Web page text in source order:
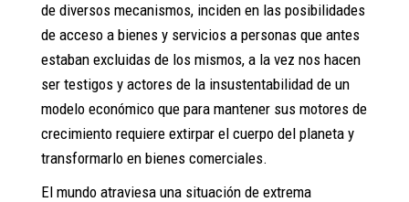
de diversos mecanismos, inciden en las posibilidades
de acceso a bienes y servicios a personas que antes
estaban excluidas de los mismos, a la vez nos hacen
ser testigos y actores de la insustentabilidad de un
modelo económico que para mantener sus motores de
crecimiento requiere extirpar el cuerpo del planeta y
transformarlo en bienes comerciales.
El mundo atraviesa una situación de extrema